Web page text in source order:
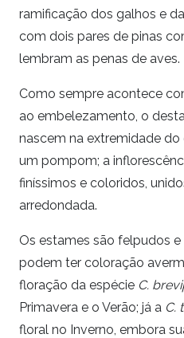
ramificação dos galhos e
com dois pares de pinas
lembram as penas de aves.
Como sempre acontece
ao embelezamento, o
nascem na extremidade
um pompom; a
finíssimos e coloridos,
arredondada.
Os estames são felpudos
podem ter coloração
floração da espécie C.
Primavera e o Verão; já a C.
floral no Inverno, embora